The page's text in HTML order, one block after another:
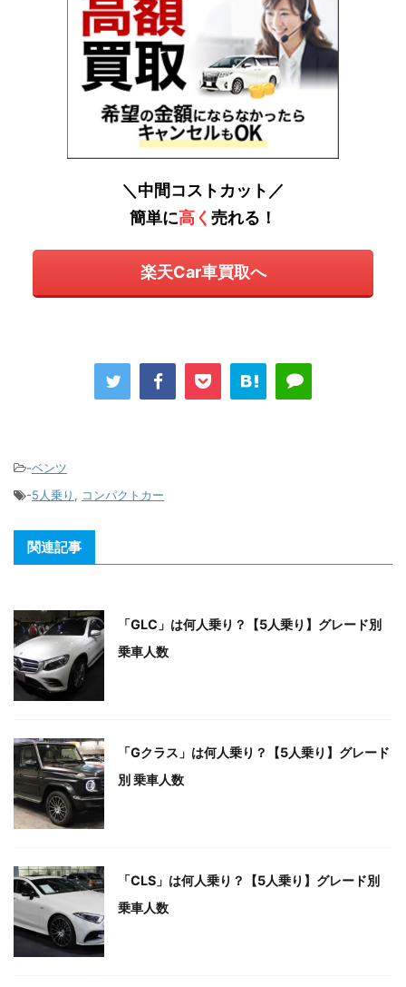
＼中間コストカット／
簡単に高く 売れる！
楽天Car車買取へ
-ベンツ
-5人乗り , コンパクトカー
関連記事
「GLC」は何人乗り？【5人乗り】グレード別
乗車人数
「Gクラス」は何人乗り？【5人乗り】グレード
別 乗車人数
「CLS」は何人乗り？【5人乗り】グレード別
乗車人数